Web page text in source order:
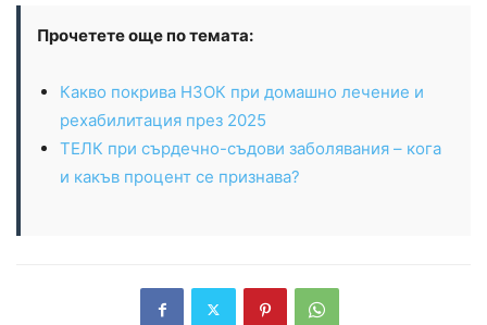
Прочетете още по темата:
Какво покрива НЗОК при домашно лечение и
рехабилитация през 2025
ТЕЛК при сърдечно-съдови заболявания – кога
и какъв процент се признава?